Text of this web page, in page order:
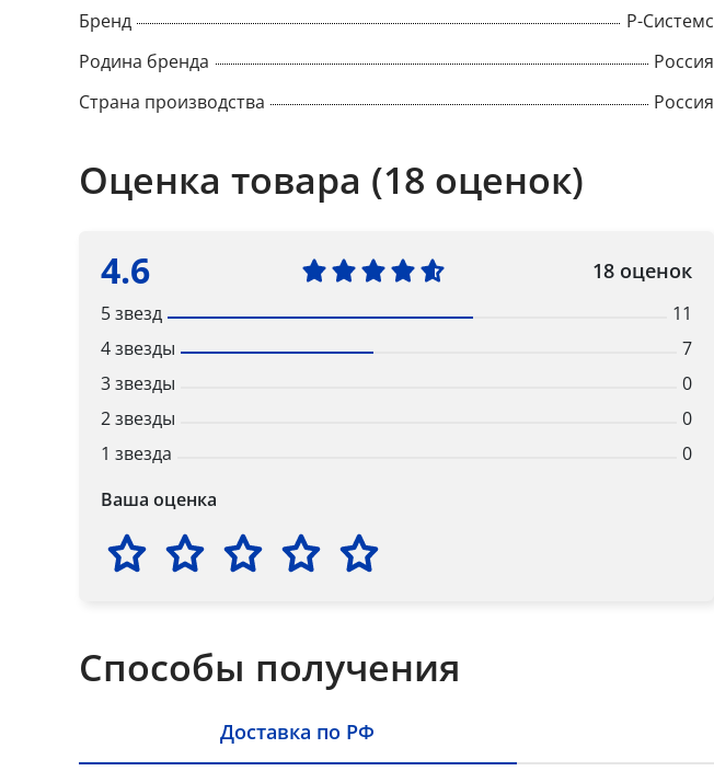
Бренд
Р-Системс
Родина бренда
Россия
Страна производства
Россия
Оценка товара (18 оценок)
4.6 18 оценок
5 звезд
11
4 звезды
7
3 звезды
0
2 звезды
0
1 звезда
0
Ваша оценка
Способы получения
Доставка по РФ